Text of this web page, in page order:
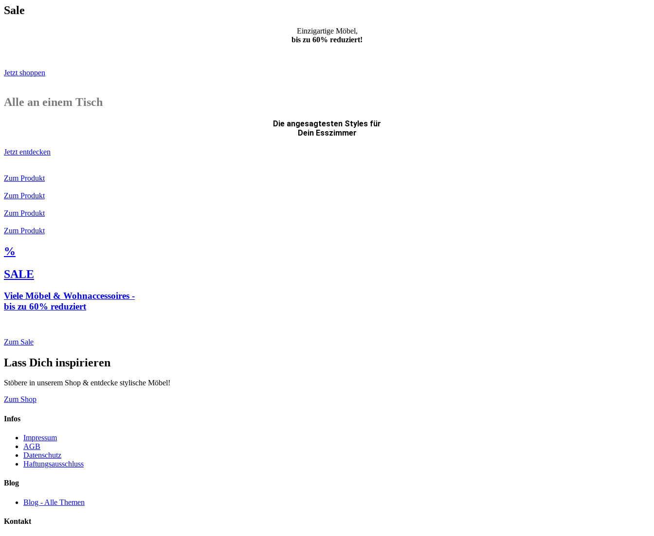
Sale
Einzigartige Möbel,
bis zu 60% reduziert!
Jetzt shoppen
Alle an einem Tisch
Die angesagtesten Styles für
Dein Esszimmer
Jetzt entdecken
Zum Produkt
Zum Produkt
Zum Produkt
Zum Produkt
%
SALE
Viele Möbel & Wohnaccessoires -
bis zu 60% reduziert
Zum Sale
Lass Dich inspirieren
Stöbere in unserem Shop & entdecke stylische Möbel!
Zum Shop
Infos
Impressum
AGB
Datenschutz
Haftungsausschluss
Blog
Blog - Alle Themen
Kontakt